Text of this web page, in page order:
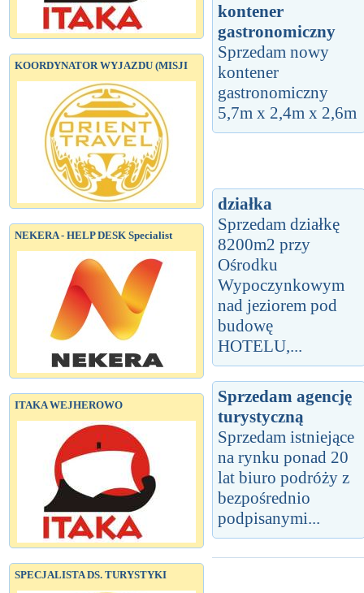
KOORDYNATOR WYJAZDU (MISJI
NEKERA - HELP DESK Specialist
ITAKA WEJHEROWO
SPECJALISTA DS. TURYSTYKI
kontener
gastronomiczny
Sprzedam nowy
kontener
gastronomiczny
5,7m x 2,4m x 2,6m
działka
Sprzedam działkę
8200m2 przy
Ośrodku
Wypoczynkowym
nad jeziorem pod
budowę
HOTELU,...
Sprzedam agencję
turystyczną
Sprzedam istniejące
na rynku ponad 20
lat biuro podróży z
bezpośrednio
podpisanymi...